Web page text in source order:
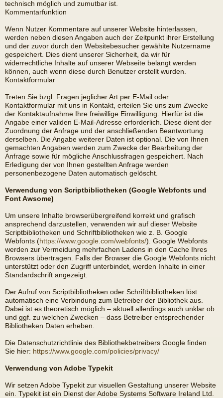
technisch möglich und zumutbar ist.
Kommentarfunktion
Wenn Nutzer Kommentare auf unserer Website hinterlassen,
werden neben diesen Angaben auch der Zeitpunkt ihrer Erstellung
und der zuvor durch den Websitebesucher gewählte Nutzername
gespeichert. Dies dient unserer Sicherheit, da wir für
widerrechtliche Inhalte auf unserer Webseite belangt werden
können, auch wenn diese durch Benutzer erstellt wurden.
Kontaktformular
Treten Sie bzgl. Fragen jeglicher Art per E-Mail oder
Kontaktformular mit uns in Kontakt, erteilen Sie uns zum Zwecke
der Kontaktaufnahme Ihre freiwillige Einwilligung. Hierfür ist die
Angabe einer validen E-Mail-Adresse erforderlich. Diese dient der
Zuordnung der Anfrage und der anschließenden Beantwortung
derselben. Die Angabe weiterer Daten ist optional. Die von Ihnen
gemachten Angaben werden zum Zwecke der Bearbeitung der
Anfrage sowie für mögliche Anschlussfragen gespeichert. Nach
Erledigung der von Ihnen gestellten Anfrage werden
personenbezogene Daten automatisch gelöscht.
Verwendung von Scriptbibliotheken (Google Webfonts und
Font Awsome)
Um unsere Inhalte browserübergreifend korrekt und grafisch
ansprechend darzustellen, verwenden wir auf dieser Website
Scriptbibliotheken und Schriftbibliotheken wie z. B. Google
Webfonts (https://www.google.com/webfonts/). Google Webfonts
werden zur Vermeidung mehrfachen Ladens in den Cache Ihres
Browsers übertragen. Falls der Browser die Google Webfonts nicht
unterstützt oder den Zugriff unterbindet, werden Inhalte in einer
Standardschrift angezeigt.
Der Aufruf von Scriptbibliotheken oder Schriftbibliotheken löst
automatisch eine Verbindung zum Betreiber der Bibliothek aus.
Dabei ist es theoretisch möglich – aktuell allerdings auch unklar ob
und ggf. zu welchen Zwecken – dass Betreiber entsprechender
Bibliotheken Daten erheben.
Die Datenschutzrichtlinie des Bibliothekbetreibers Google finden
Sie hier: https://www.google.com/policies/privacy/
Verwendung von Adobe Typekit
Wir setzen Adobe Typekit zur visuellen Gestaltung unserer Website
ein. Typekit ist ein Dienst der Adobe Systems Software Ireland Ltd.